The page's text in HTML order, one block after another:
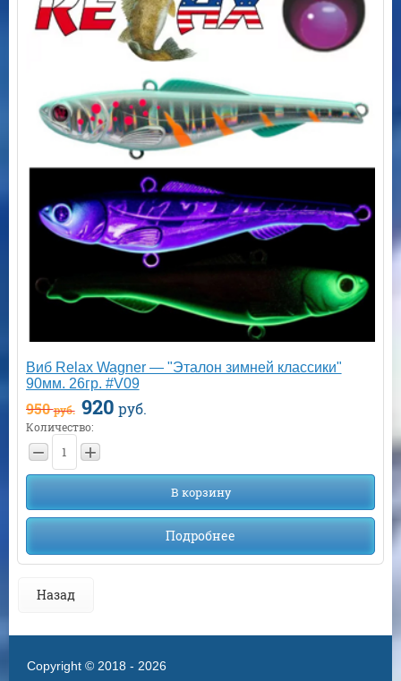
Виб Relax Wagner — "Эталон зимней классики"
90мм. 26гр. #V09
950руб. 920 руб.
Количество:
− +
В корзину
Подробнее
Назад
Copyright © 2018 - 2026